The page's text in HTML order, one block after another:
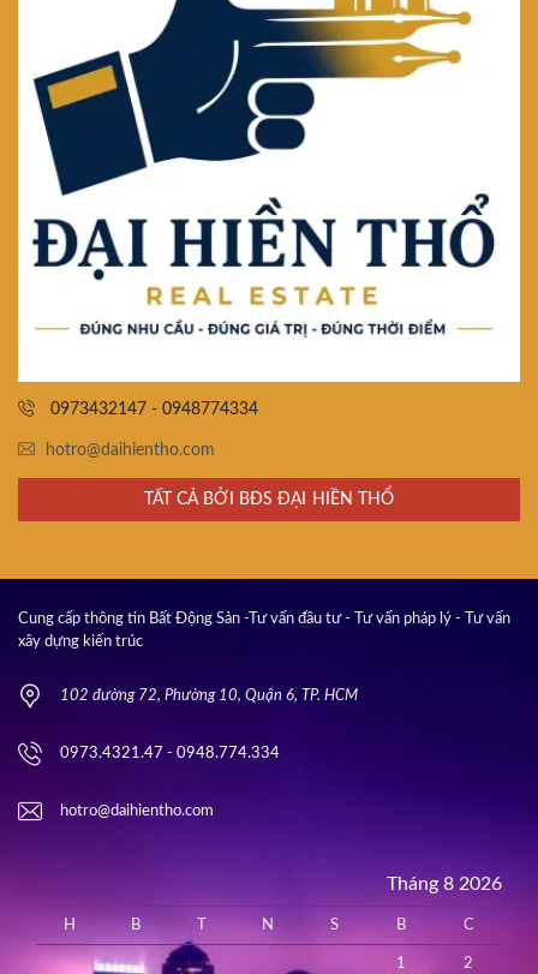
0973432147 - 0948774334
hotro@daihientho.com
TẤT CẢ BỞI BĐS ĐẠI HIỀN THỔ
Cung cấp thông tin Bất Động Sản -Tư vấn đầu tư - Tư vấn pháp lý - Tư vấn
xây dựng kiến trúc
102 đường 72, Phường 10, Quận 6, TP. HCM
0973.4321.47 - 0948.774.334
hotro@daihientho.com
Tháng 8 2026
H B N S B C
1 2